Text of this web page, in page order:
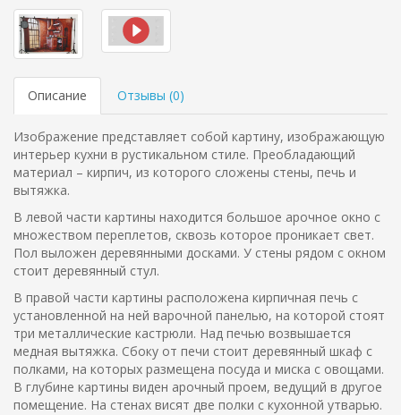
Описание Отзывы (0)
Изображение представляет собой картину, изображающую
интерьер кухни в рустикальном стиле. Преобладающий
материал – кирпич, из которого сложены стены, печь и
вытяжка.
В левой части картины находится большое арочное окно с
множеством переплетов, сквозь которое проникает свет.
Пол выложен деревянными досками. У стены рядом с окном
стоит деревянный стул.
В правой части картины расположена кирпичная печь с
установленной на ней варочной панелью, на которой стоят
три металлические кастрюли. Над печью возвышается
медная вытяжка. Сбоку от печи стоит деревянный шкаф с
полками, на которых размещена посуда и миска с овощами.
В глубине картины виден арочный проем, ведущий в другое
помещение. На стенах висят две полки с кухонной утварью.